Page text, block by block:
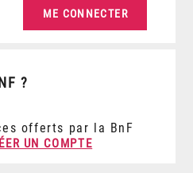
?
offerts par la BnF
UN COMPTE